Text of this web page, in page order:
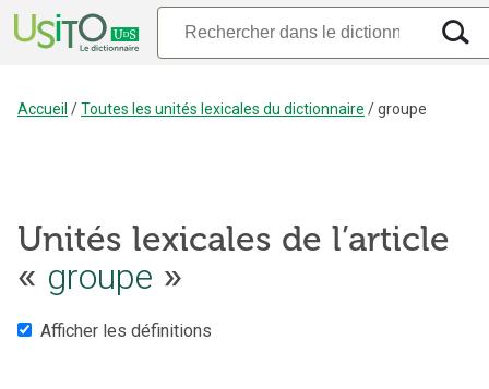
Accueil /Toutes les unités lexicales du dictionnaire /groupe
Unités lexicales de l’article
« groupe »
Afficher les définitions